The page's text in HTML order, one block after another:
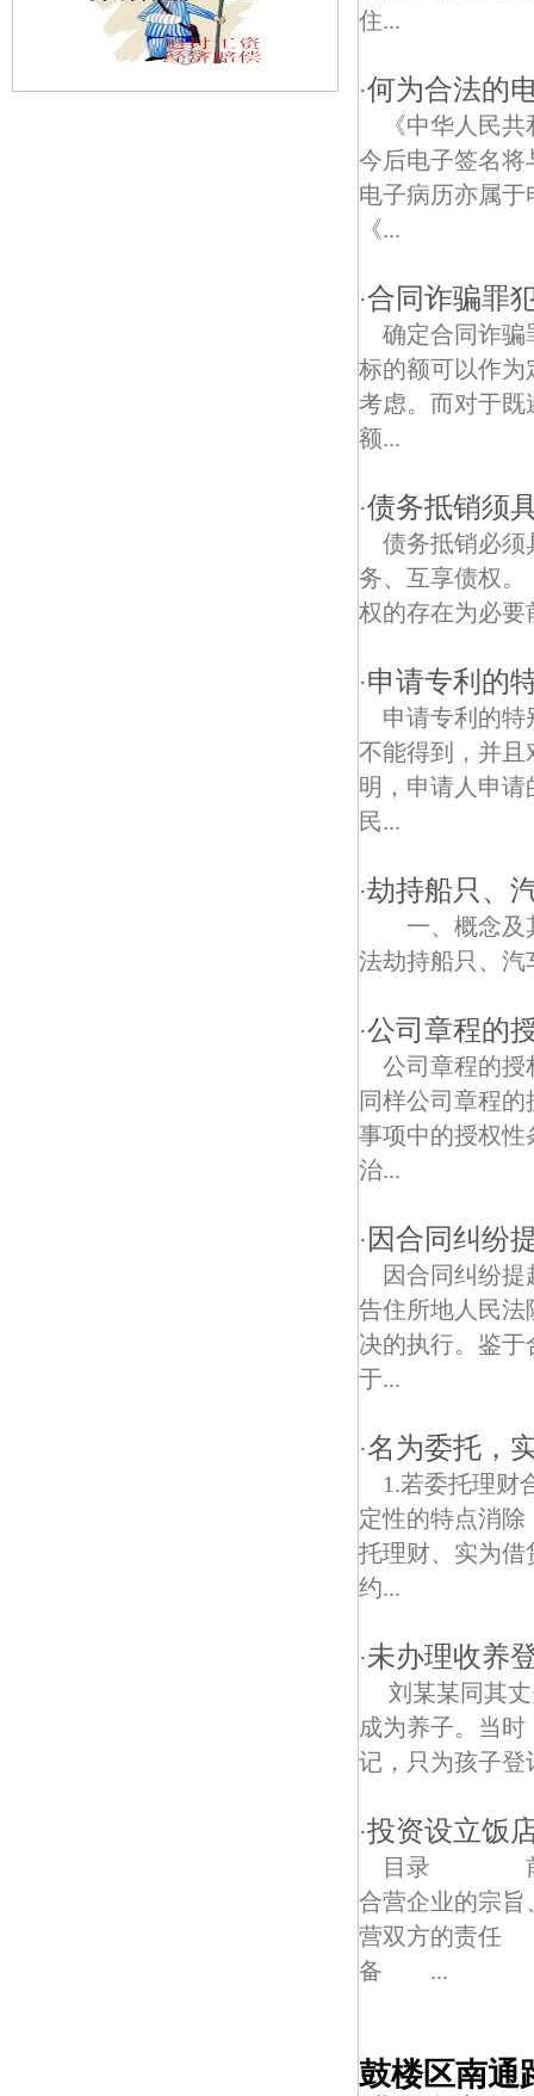
住...
·何为合法的
《中华人民
今后电子签名将
电子病历亦属
《...
·合同诈骗罪
确定合同诈骗
标的额可以作为
考虑。而对于既
额...
·债务抵销须
债务抵销必
务、互享债权
权的存在为必要
·申请专利的
申请专利的
不能得到，并且
明，申请人申
民...
·劫持船只、
一、概念及
法劫持船只、
·公司章程的
公司章程的授
同样公司章程
事项中的授权性
治...
· 因合同纠纷
因合同纠纷
告住所地人民法
决的执行。鉴
于...
·名为委托，
1.若委托理财
定性的特点消
托理财、实为借
约...
·未办理收养
刘某某同其
成为养子。当
记，只为孩子登
·投资设立饭
目录 前
合营企业的宗
营双方的责
备 ...
鼓楼区南通